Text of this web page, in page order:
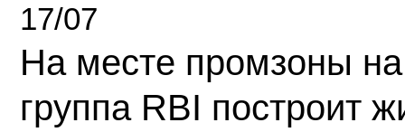
17/07
На месте промзоны
группа RBI построит